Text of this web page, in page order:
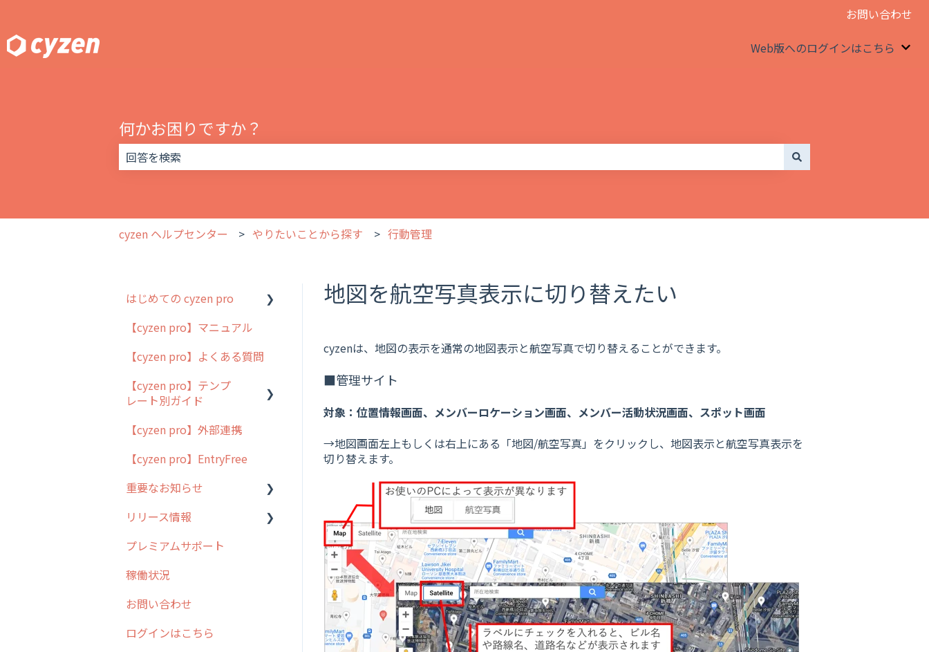
お問い合わせ
Web版へのログインはこちら
何かお困りですか？
cyzen ヘルプセンター やりたいことから探す 行動管理
地図を航空写真表示に切り替えたい
cyzenは、地図の表示を通常の地図表示と航空写真で切り替えることができます。
■管理サイト
対象：位置情報画面、メンバーロケーション画面、メンバー活動状況画面、スポット画面
→地図画面左上もしくは右上にある「地図/航空写真」をクリックし、地図表示と航空写真表示を
切り替えます。
はじめての cyzen pro
cyzen pro とは？
簡易マニュアル
cyzen proの位置情報取得
について
用語集
よくある質問
【cyzen pro】マニュアル
【cyzen pro】よくある質問
【cyzen pro】テンプ
レート別ガイド
ポスティング
ラウンダー
メンテナンス
外廻り営業
清掃
不動産
【cyzen pro】外部連携
【cyzen pro】EntryFree
重要なお知らせ
過去の重要なお知らせ
障害情報
リリース情報
リリース
2026年のリリース情報
2025年のリリース情報
2024年のリリース情報
プレミアムサポート
稼働状況
お問い合わせ
ログインはこちら